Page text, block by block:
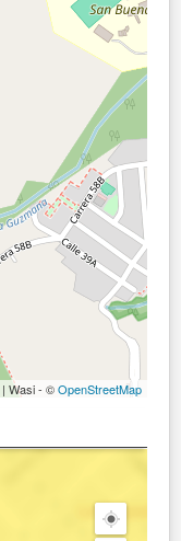
| Wasi - ©OpenStreetMap